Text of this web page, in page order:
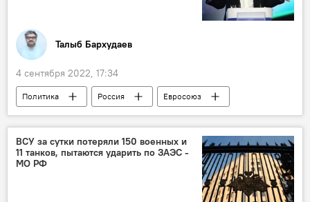
Талыб Бархудаев
4 сентября 2022, 17:34
Политика Россия
Евросоюз
визы
Ограничения
ответные меры
Кризис
Переговоры
ВСУ за сутки потеряли 150 военных и
11 танков, пытаются ударить по ЗАЭС -
МО РФ